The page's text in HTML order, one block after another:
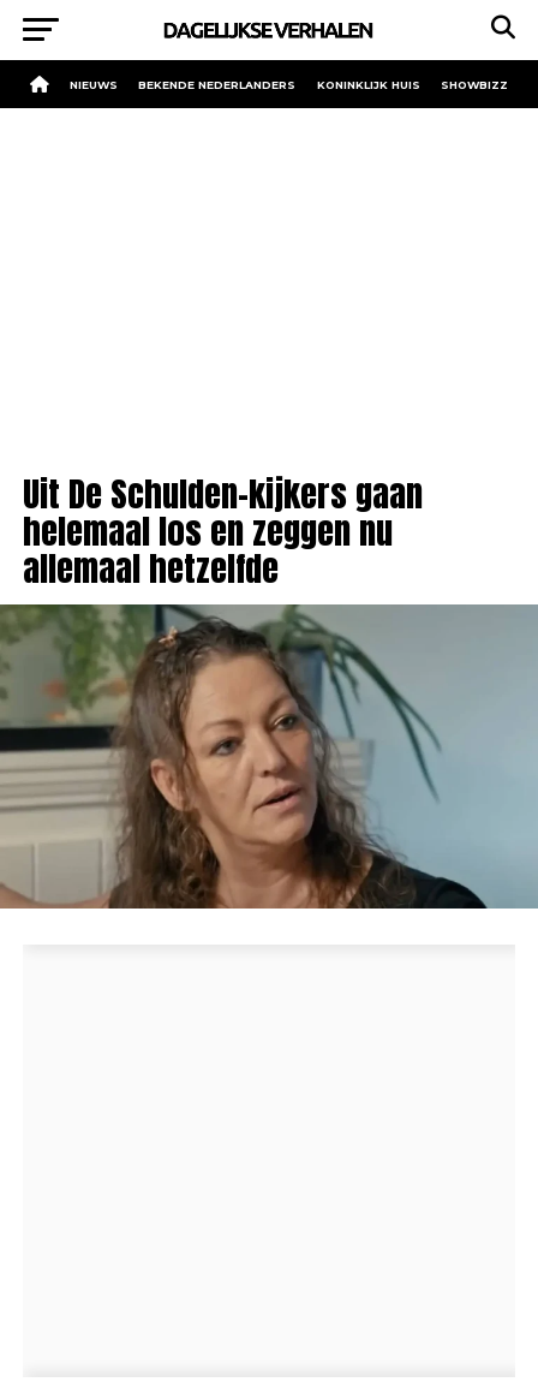
NIEUWS BEKENDE NEDERLANDERS KONINKLIJK HUIS SHOWBIZZ
Uit De Schulden-kijkers gaan
helemaal los en zeggen nu
allemaal hetzelfde